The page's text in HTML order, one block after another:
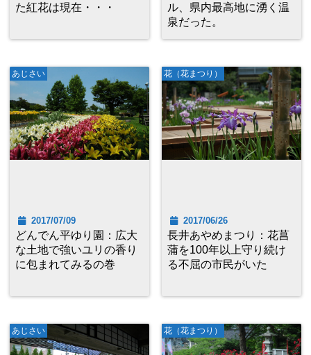
た紅花は現在・・・
ル、県内最高地に湧く温
泉だった。
あじさい
2017/07/09
どんでん平ゆり園：広大
な土地で強いユリの香り
に包まれてみるの巻
花（花まつり）
2017/06/26
長井あやめまつり：花菖
蒲を100年以上守り続け
る不屈の市民がいた
あじさい 花（花まつり）